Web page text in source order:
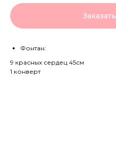
Заказать
Фонтан:
9 красных сердец 45см
1 конверт